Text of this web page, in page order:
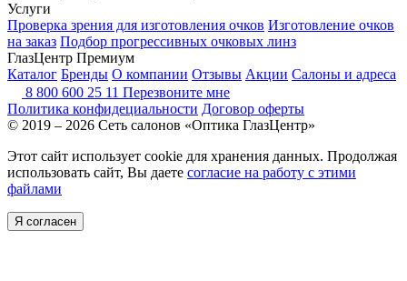
Услуги
Проверка зрения для изготовления очков Изготовление очков
на заказ Подбор прогрессивных очковых линз
ГлазЦентр Премиум
Каталог Бренды О компании Отзывы Акции Салоны и адреса
8 800 600 25 11 Перезвоните мне
Политика конфидециальности Договор оферты
© 2019 – 2026 Сеть салонов «Оптика ГлазЦентр»
Этот сайт использует cookie для хранения данных. Продолжая
использовать сайт, Вы даете согласие на работу с этими
файлами
Я согласен